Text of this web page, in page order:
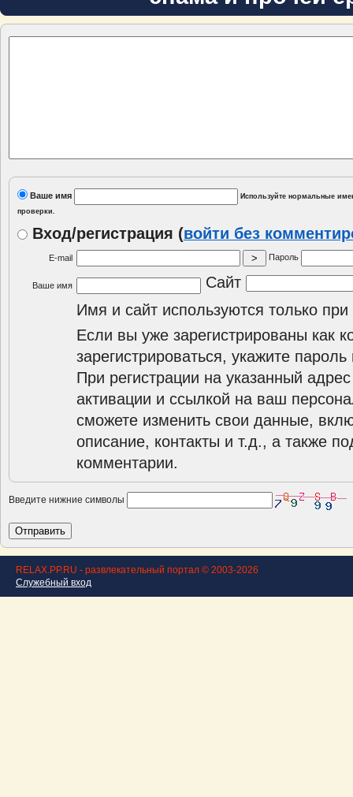
Ваше имя
Используйте нормальные
проверки.
Вход/регистрация (войти без
E-mail Пароль
Ваше имя
Сайт
Имя и сайт используются только при
Если вы уже зарегистрированы как
зарегистрироваться, укажите
При регистрации на указанный
активации и ссылкой на ваш
сможете изменить свои данные,
описание, контакты и т.д., а также
комментарии.
Введите нижние символы
RELAX.PP.RU - развлекательный портал © 2003-2026
Служебный вход